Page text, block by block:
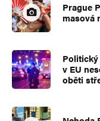
Prague
masová
v EU
oběti